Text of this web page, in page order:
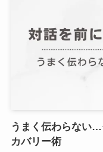
うまく伝わらない
カバリー術